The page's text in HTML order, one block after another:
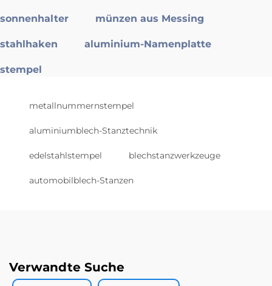
sonnenhalter münzen aus Messing
stahlhaken aluminium-Namenplatte
stempel
metallnummernstempel
aluminiumblech-Stanztechnik
edelstahlstempel blechstanzwerkzeuge
automobilblech-Stanzen
Verwandte Suche